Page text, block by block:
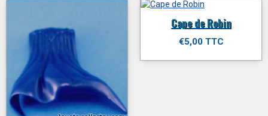
Cape de Robin
€5,00 TTC